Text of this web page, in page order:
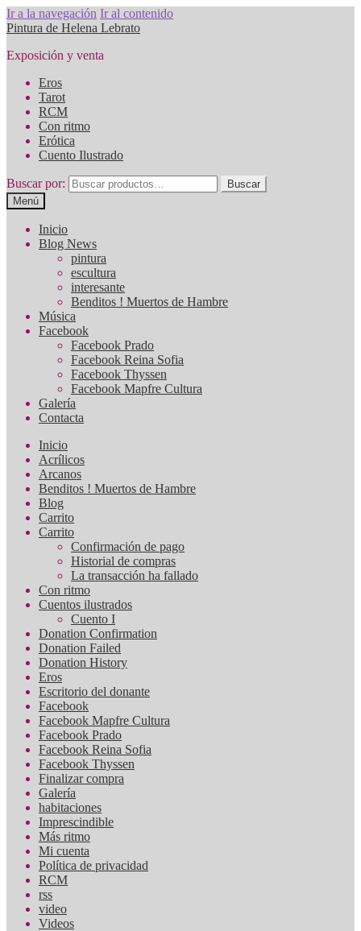
Ir a la navegación Ir al contenido
Pintura de Helena Lebrato
Exposición y venta
Eros
Tarot
RCM
Con ritmo
Erótica
Cuento Ilustrado
Buscar por:
Buscar
Menú
Inicio
Blog News
pintura
escultura
interesante
Benditos ! Muertos de Hambre
Música
Facebook
Facebook Prado
Facebook Reina Sofia
Facebook Thyssen
Facebook Mapfre Cultura
Galería
Contacta
Inicio
Acrílicos
Arcanos
Benditos ! Muertos de Hambre
Blog
Carrito
Carrito
Confirmación de pago
Historial de compras
La transacción ha fallado
Con ritmo
Cuentos ilustrados
Cuento I
Donation Confirmation
Donation Failed
Donation History
Eros
Escritorio del donante
Facebook
Facebook Mapfre Cultura
Facebook Prado
Facebook Reina Sofia
Facebook Thyssen
Finalizar compra
Galería
habitaciones
Imprescindible
Más ritmo
Mi cuenta
Política de privacidad
RCM
rss
video
Videos